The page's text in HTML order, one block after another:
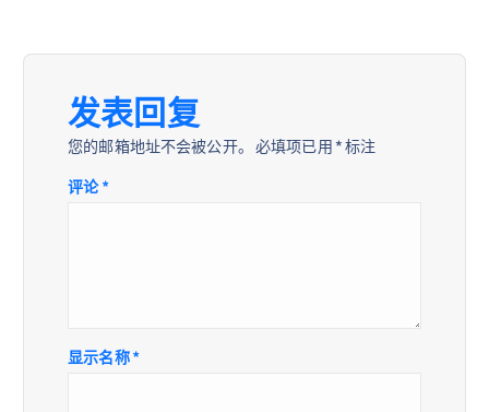
发表回复
您的邮箱地址不会被公开。 必填项已用 *标注
评论*
显示名称*